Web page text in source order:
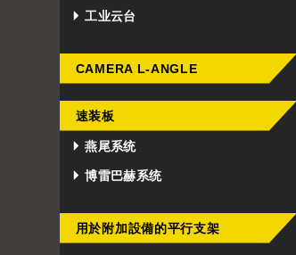
工业云台
CAMERA L-ANGLE
速装板
燕尾系统
博雷巴赫系统
用於附加設備的平行支架